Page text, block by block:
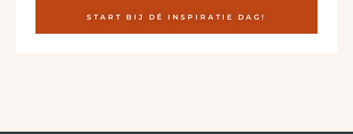
START BIJ DÉ INSPIRATIE DAG!